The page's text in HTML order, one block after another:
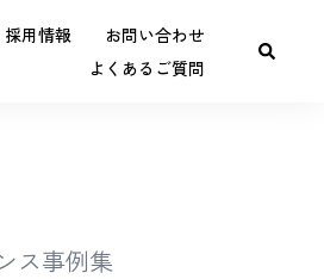
採用情報
お問い合わせ
よくあるご質問
ス事例集